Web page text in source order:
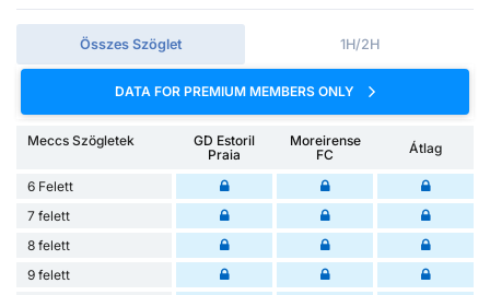
Összes Szöglet 1H/2H
DATA FOR PREMIUM MEMBERS ONLY
Meccs Szögletek
GD Estoril
Praia
Moreirense
FC
Átlag
6 Felett
7 felett
8 felett
9 felett